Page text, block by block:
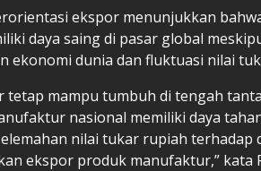
ekspor menunjukkan
daya saing di pasar global
ekonomi dunia dan fluktuasi nilai
tetap mampu tumbuh di tengah
nasional memiliki daya
nilai tukar rupiah terhadap
ekspor produk manufaktur,” kata